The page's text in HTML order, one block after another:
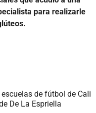
para realizarle
de fútbol de Cali
De La Espriella